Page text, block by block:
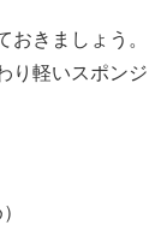
きましょう。
り軽いスポンジ